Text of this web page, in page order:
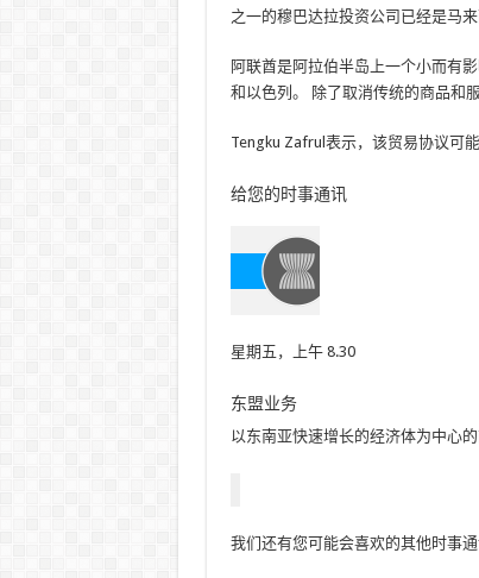
之一的穆巴达拉投资公司已经是马来
阿联酋是阿拉伯半岛上一个小而有
和以色列。 除了取消传统的商品和
Tengku Zafrul表示，该贸易协议可
给您的时事通讯
星期五，上午 8.30
东盟业务
以东南亚快速增长的经济体为中心的
我们还有您可能会喜欢的其他时事通